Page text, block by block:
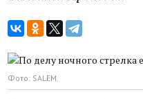
Фото: SALEM.